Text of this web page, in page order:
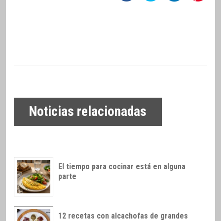
Noticias relacionadas
El tiempo para cocinar está en alguna
parte
12 recetas con alcachofas de grandes